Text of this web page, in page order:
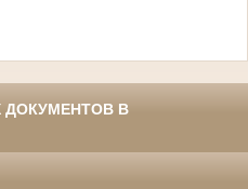
ДОКУМЕНТОВ В